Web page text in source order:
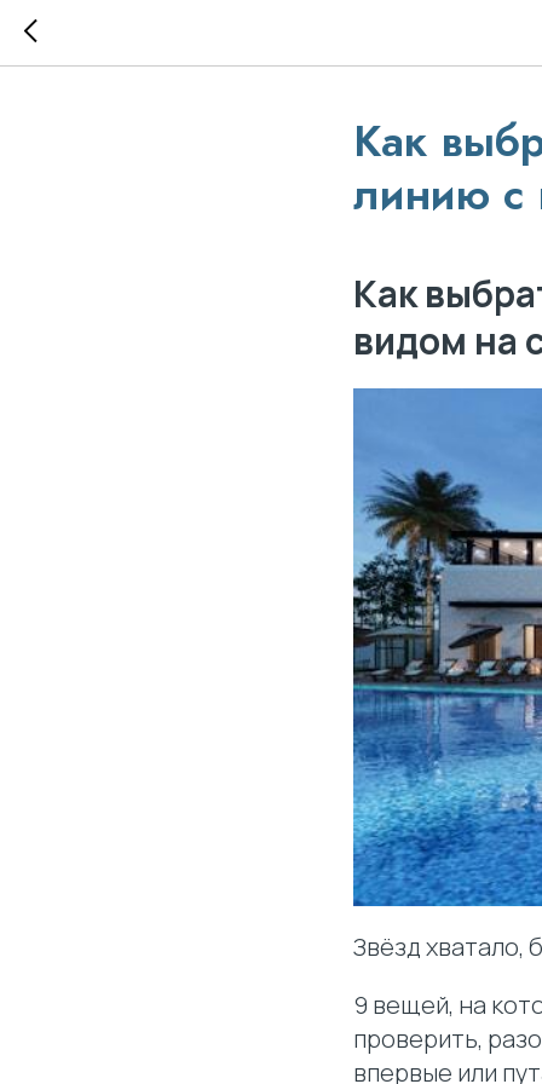
Как
линию с
Как
видом на
Звёзд хватало,
9 вещей, на
проверить,
впервые или